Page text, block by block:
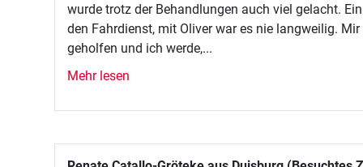
wurde trotz der Behandlungen auch viel gelacht.
den Fahrdienst, mit Oliver war es nie langweilig.
geholfen und ich werde,...
Mehr lesen